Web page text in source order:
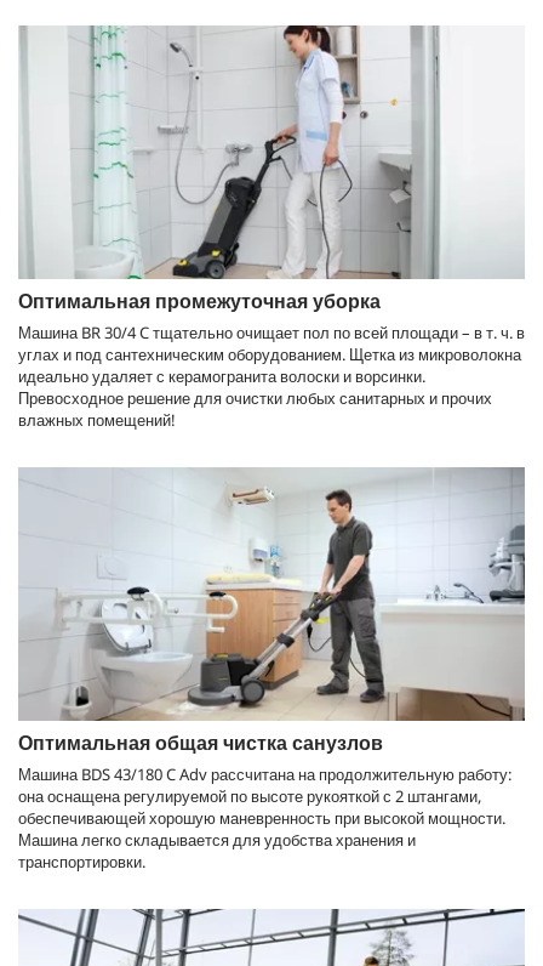
Оптимальная промежуточная уборка
Машина BR 30/4 C тщательно очищает пол по всей площади – в т. ч. в
углах и под сантехническим оборудованием. Щетка из микроволокна
идеально удаляет с керамогранита волоски и ворсинки.
Превосходное решение для очистки любых санитарных и прочих
влажных помещений!
Оптимальная общая чистка санузлов
Машина BDS 43/180 C Adv рассчитана на продолжительную работу:
она оснащена регулируемой по высоте рукояткой с 2 штангами,
обеспечивающей хорошую маневренность при высокой мощности.
Машина легко складывается для удобства хранения и
транспортировки.